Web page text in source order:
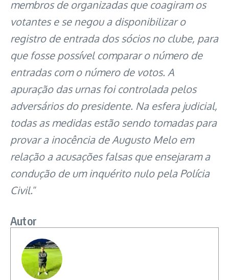
membros de organizadas que coagiram os
votantes e se negou a disponibilizar o
registro de entrada dos sócios no clube, para
que fosse possível comparar o número de
entradas com o número de votos. A
apuração das urnas foi controlada pelos
adversários do presidente. Na esfera judicial,
todas as medidas estão sendo tomadas para
provar a inocência de Augusto Melo em
relação a acusações falsas que ensejaram a
condução de um inquérito nulo pela Polícia
Civil.“
Autor